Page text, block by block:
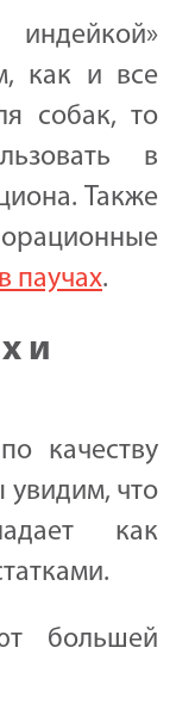
как и все
собак, то
в
Также
паучах.
и
качеству
что
как
большей